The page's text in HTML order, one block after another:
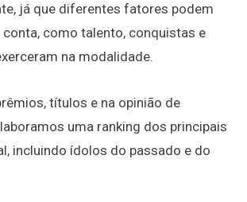
já que diferentes fatores podem
como talento, conquistas e
na modalidade.
títulos e na opinião de
uma ranking dos principais
incluindo ídolos do passado e do